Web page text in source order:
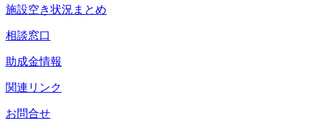
施設空き状況まとめ
相談窓口
助成金情報
関連リンク
お問合せ